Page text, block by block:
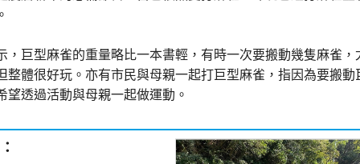
，巨型麻雀的重量略比一本書輕，有時一次要搬動幾隻麻雀，
整體很好玩。亦有市民與母親一起打巨型麻雀，指因為要搬動
望透過活動與母親一起做運動。